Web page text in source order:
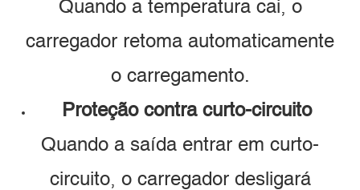
Quando a temperatura cai, o
carregador retoma automaticamente
o carregamento.
Proteção contra curto-circuito
Quando a saída entrar em curto-
circuito, o carregador desligará